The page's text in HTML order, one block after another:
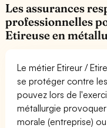
Les assurances
professionnelles
Etireuse en
Le métier Etireur /
se protéger contre
pouvez lors de
métallurgie
morale (entreprise)